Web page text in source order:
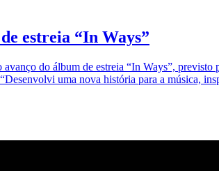
estreia “In Ways”
do álbum de estreia “In Ways”,
uma nova história para a música,